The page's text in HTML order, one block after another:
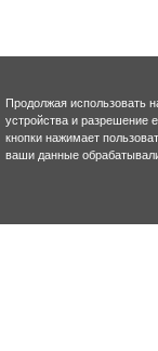
Продолжая использовать
устройства и разрешение
кнопки нажимает
ваши данные